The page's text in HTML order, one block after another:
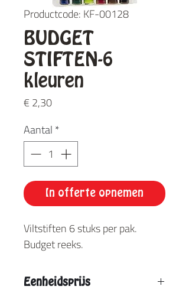
Productcode: KF-00128
BUDGET
STIFTEN-6
kleuren
€ 2,30Prijs
Aantal*
In offerte opnemen
Viltstiften 6 stuks per pak.
Budget reeks.
Eenheidsprijs